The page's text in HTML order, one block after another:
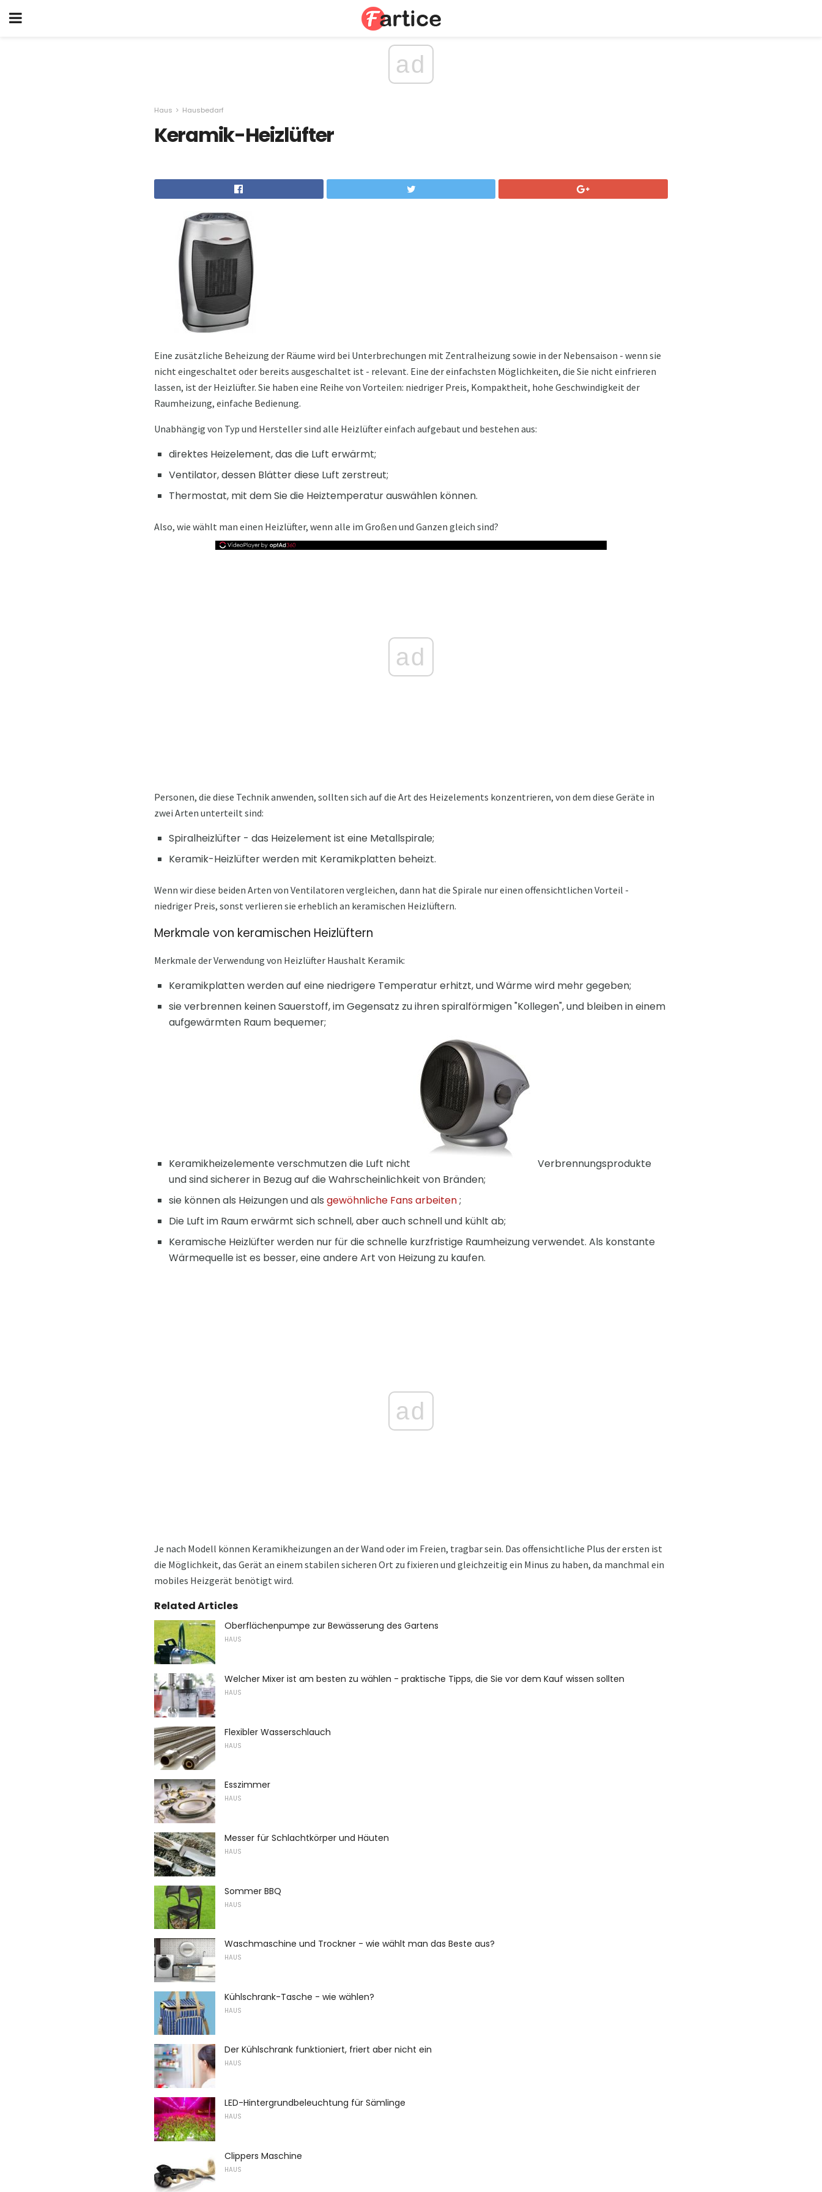
ad
Haus Hausbedarf
Keramik-Heizlüfter
Eine zusätzliche Beheizung der Räume wird bei Unterbrechungen mit Zentralheizung sowie in der Nebensaison - wenn sie
nicht eingeschaltet oder bereits ausgeschaltet ist - relevant. Eine der einfachsten Möglichkeiten, die Sie nicht einfrieren
lassen, ist der Heizlüfter. Sie haben eine Reihe von Vorteilen: niedriger Preis, Kompaktheit, hohe Geschwindigkeit der
Raumheizung, einfache Bedienung.
Unabhängig von Typ und Hersteller sind alle Heizlüfter einfach aufgebaut und bestehen aus:
direktes Heizelement, das die Luft erwärmt;
Ventilator, dessen Blätter diese Luft zerstreut;
Thermostat, mit dem Sie die Heiztemperatur auswählen können.
Also, wie wählt man einen Heizlüfter, wenn alle im Großen und Ganzen gleich sind?
ad
Personen, die diese Technik anwenden, sollten sich auf die Art des Heizelements konzentrieren, von dem diese Geräte in
zwei Arten unterteilt sind:
Spiralheizlüfter - das Heizelement ist eine Metallspirale;
Keramik-Heizlüfter werden mit Keramikplatten beheizt.
Wenn wir diese beiden Arten von Ventilatoren vergleichen, dann hat die Spirale nur einen offensichtlichen Vorteil -
niedriger Preis, sonst verlieren sie erheblich an keramischen Heizlüftern.
Merkmale von keramischen Heizlüftern
Merkmale der Verwendung von Heizlüfter Haushalt Keramik:
Keramikplatten werden auf eine niedrigere Temperatur erhitzt, und Wärme wird mehr gegeben;
sie verbrennen keinen Sauerstoff, im Gegensatz zu ihren spiralförmigen "Kollegen", und bleiben in einem
aufgewärmten Raum bequemer;
Keramikheizelemente verschmutzen die Luft nicht
Verbrennungsprodukte
und sind sicherer in Bezug auf die Wahrscheinlichkeit von Bränden;
sie können als Heizungen und als gewöhnliche Fans arbeiten;
Die Luft im Raum erwärmt sich schnell, aber auch schnell und kühlt ab;
Keramische Heizlüfter werden nur für die schnelle kurzfristige Raumheizung verwendet. Als konstante
Wärmequelle ist es besser, eine andere Art von Heizung zu kaufen.
ad
Je nach Modell können Keramikheizungen an der Wand oder im Freien, tragbar sein. Das offensichtliche Plus der ersten ist
die Möglichkeit, das Gerät an einem stabilen sicheren Ort zu fixieren und gleichzeitig ein Minus zu haben, da manchmal ein
mobiles Heizgerät benötigt wird.
Related Articles
Oberflächenpumpe zur Bewässerung des Gartens
HAUS
Welcher Mixer ist am besten zu wählen - praktische Tipps, die Sie vor dem Kauf wissen sollten
HAUS
Flexibler Wasserschlauch
HAUS
Esszimmer
HAUS
Messer für Schlachtkörper und Häuten
HAUS
Sommer BBQ
HAUS
Waschmaschine und Trockner - wie wählt man das Beste aus?
HAUS
Kühlschrank-Tasche - wie wählen?
HAUS
Der Kühlschrank funktioniert, friert aber nicht ein
HAUS
LED-Hintergrundbeleuchtung für Sämlinge
HAUS
Clippers Maschine
HAUS